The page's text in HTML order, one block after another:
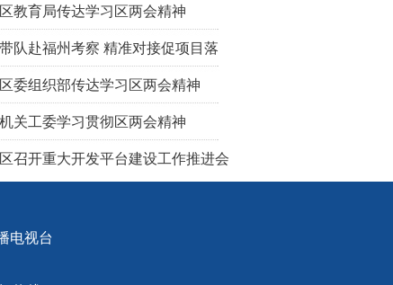
教育局传达学习区两会精神
队赴福州考察 精准对接促项目落
委组织部传达学习区两会精神
关工委学习贯彻区两会精神
召开重大开发平台建设工作推进会
电视台